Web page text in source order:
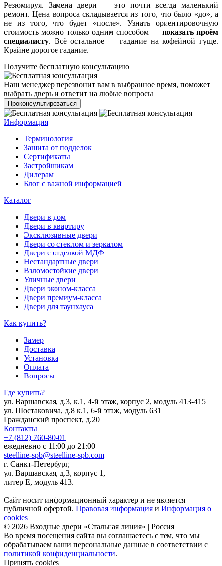
Резюмируя. Замена двери — это почти всегда маленький
ремонт. Цена вопроса складывается из того, что было «до», а
не из того, что будет «после». Узнать ориентировочную
стоимость можно только одним способом — показать проём
специалисту. Всё остальное — гадание на кофейной гуще.
Крайне дорогое гадание.
Получите бесплатную консультацию
Наш менеджер перезвонит вам в выбранное время, поможет
выбрать дверь и ответит на любые вопросы
Проконсультироваться
Информация
Терминология
Зашита от подделок
Сертификаты
Застройщикам
Дилерам
Блог с важной информацией
Каталог
Двери в дом
Двери в квартиру
Эксклюзивные двери
Двери со стеклом и зеркалом
Двери с отделкой МДФ
Нестандартные двери
Взломостойкие двери
Уличные двери
Двери эконом-класса
Двери премиум-класса
Двери для таунхауса
Как купить?
Замер
Доставка
Установка
Оплата
Вопросы
Где купить?
ул. Варшавская, д.3, к.1, 4-й этаж, корпус 2, модуль 413-415
ул. Шостаковича, д.8 к.1, 6-й этаж, модуль 631
Гражданский проспект, д.20
Контакты
+7 (812) 760-80-01
ежедневно с 11:00 до 21:00
steelline-spb@steelline-spb.com
г. Санкт-Петербург,
ул. Варшавская, д.3, корпус 1,
литер Е, модуль 413.
Сайт носит информационный характер и не является
публичной офертой. Правовая информация и Информация о
cookies
© 2026 Входные двери «Стальная линия» | Россия
Во время посещения сайта вы соглашаетесь с тем, что мы
обрабатываем ваши персональные данные в соответствии с
политикой конфиденциальности.
Принять cookies